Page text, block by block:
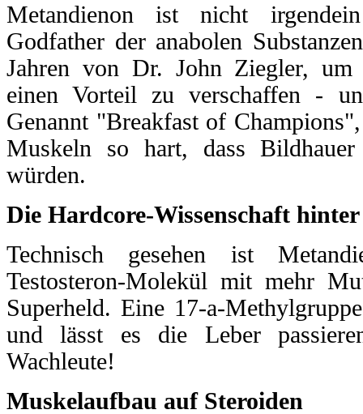
Metandienon ist nicht
Godfather der anabolen
Jahren von Dr. John Ziegler, um
einen Vorteil zu verschaffen -
Genannt "Breakfast of
Muskeln so hart, dass
würden.
Die Hardcore-Wissenschaft
Technisch gesehen ist
Testosteron-Molekül mit mehr
Superheld. Eine 17-a-
und lässt es die Leber
Wachleute!
Muskelaufbau auf Steroiden